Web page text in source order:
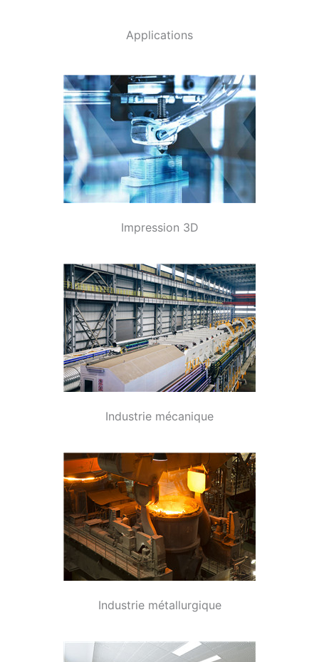
Applications
Impression 3D
Industrie mécanique
Industrie métallurgique